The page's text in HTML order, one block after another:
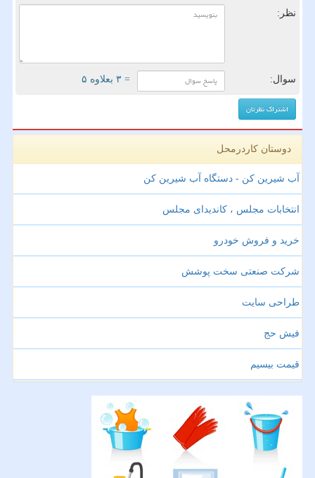
نظر:
سوال: = ۳ بعلاوه ۵
دوستان کاردرمحل
آب شیرین کن - دستگاه آب شیرین کن
انتخابات مجلس ، کاندیدای مجلس
خرید و فروش خودرو
شرکت صنعتی سخت پوشش
طراحی سایت
فیش حج
قیمت بیسیم